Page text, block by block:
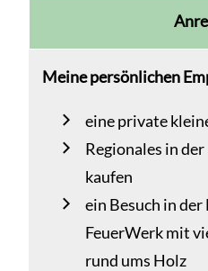
Meine persönlichen
eine private
Regionales in
kaufen
ein Besuch in
FeuerWerk mit
rund ums Holz